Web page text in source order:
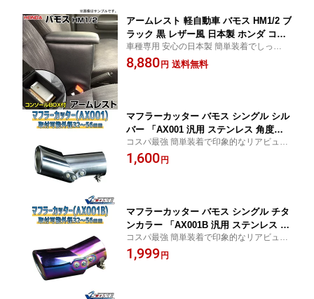
アームレスト 軽自動車 バモス HM1/2 ブ
ラック 黒 レザー風 日本製 ホンダ コン
ソールボックス 収納 内装パーツ カー用
品 肘掛け
車種専用 安心の日本製 簡単装着でしっかり
サポート
8,880円 送料無料
マフラーカッター バモス シングル シル
バー 「AX001 汎用 ステンレス 角度調
節 ホンダ」 取付外径32〜56mm
コスパ最強 簡単装着で印象的なリアビュー
に
1,600円
マフラーカッター バモス シングル チタ
ンカラー 「AX001B 汎用 ステンレス 角
度調節 ホンダ」 取付外径32〜56mm
コスパ最強 簡単装着で印象的なリアビュー
に
1,999円